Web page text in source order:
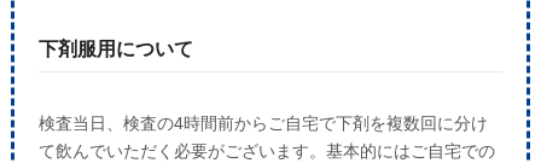
下剤服用について
検査当日、検査の4時間前からご自宅で下剤を複数回に分け
て飲んでいただく必要がございます。基本的にはご自宅での